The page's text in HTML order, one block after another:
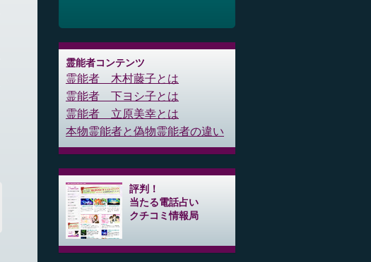
霊能者コンテンツ
霊能者 木村藤子とは
霊能者 下ヨシ子とは
霊能者 立原美幸とは
本物霊能者と偽物霊能者の違い
評判！
当たる電話占い
クチコミ情報局